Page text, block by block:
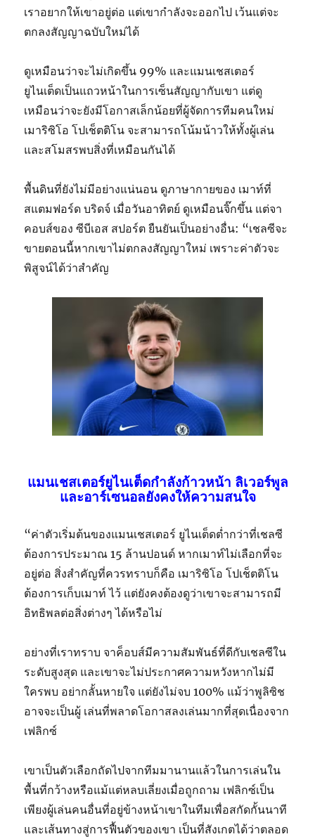
เราอยากให้เขาอยู่ต่อ แต่เขากำลังจะออกไป เว้นแต่จะ
ตกลงสัญญาฉบับใหม่ได้
ดูเหมือนว่าจะไม่เกิดขึ้น 99% และแมนเชสเตอร์
ยูไนเต็ดเป็นแถวหน้าในการเซ็นสัญญากับเขา แต่ดู
เหมือนว่าจะยังมีโอกาสเล็กน้อยที่ผู้จัดการทีมคนใหม่
เมาริซิโอ โปเช็ตติโน จะสามารถโน้มน้าวให้ทั้งผู้เล่น
และสโมสรพบสิ่งที่เหมือนกันได้
พื้นดินที่ยังไม่มีอย่างแน่นอน ดูภาษากายของ เมาท์ที่
สแตมฟอร์ด บริดจ์ เมื่อวันอาทิตย์ ดูเหมือนจิ๊กขึ้น แต่จา
คอบส์ของ ซีบีเอส สปอร์ต ยืนยันเป็นอย่างอื่น: “เชลซีจะ
ขายตอนนี้หากเขาไม่ตกลงสัญญาใหม่ เพราะค่าตัวจะ
พิสูจน์ได้ว่าสำคัญ
แมนเชสเตอร์ยูไนเต็ดกำลังก้าวหน้า ลิเวอร์พูล
และอาร์เซนอลยังคงให้ความสนใจ
“ค่าตัวเริ่มต้นของแมนเชสเตอร์ ยูไนเต็ดต่ำกว่าที่เชลซี
ต้องการประมาณ 15 ล้านปอนด์ หากเมาท์ไม่เลือกที่จะ
อยู่ต่อ สิ่งสำคัญที่ควรทราบก็คือ เมาริซิโอ โปเช็ตติโน
ต้องการเก็บเมาท์ ไว้ แต่ยังคงต้องดูว่าเขาจะสามารถมี
อิทธิพลต่อสิ่งต่างๆ ได้หรือไม่
อย่างที่เราทราบ จาค็อบส์มีความสัมพันธ์ที่ดีกับเชลซีใน
ระดับสูงสุด และเขาจะไม่ประกาศความหวังหากไม่มี
ใครพบ อย่ากลั้นหายใจ แต่ยังไม่จบ 100% แม้ว่าพูลิซิช
อาจจะเป็นผู้ เล่นที่พลาดโอกาสลงเล่นมากที่สุดเนื่องจาก
เฟลิกซ์
เขาเป็นตัวเลือกถัดไปจากทีมมานานแล้วในการเล่นใน
พื้นที่กว้างหรือแม้แต่หลบเลี่ยงเมื่อถูกถาม เฟลิกซ์เป็น
เพียงผู้เล่นคนอื่นที่อยู่ข้างหน้าเขาในทีมเพื่อสกัดกั้นนาที
และเส้นทางสู่การฟื้นตัวของเขา เป็นที่สังเกตได้ว่าตลอด